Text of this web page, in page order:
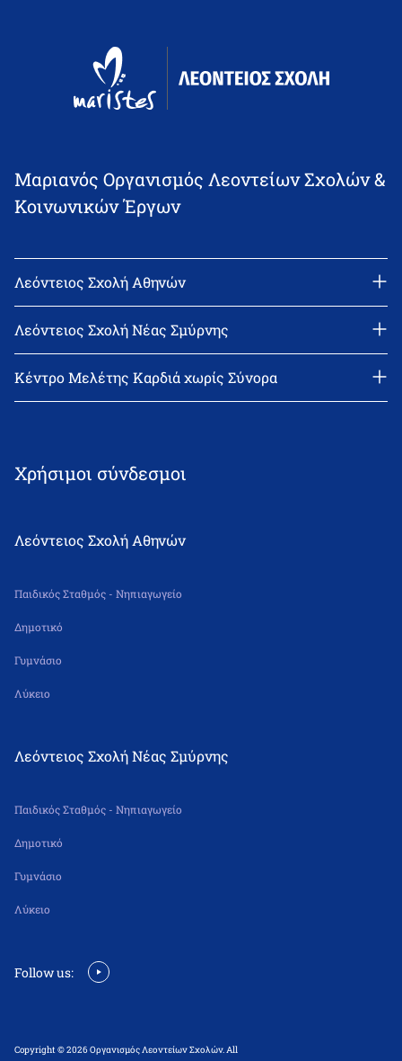
Μαριανός Οργανισμός Λεοντείων Σχολών &
Κοινωνικών Έργων
Λεόντειος Σχολή Αθηνών
email: l_leonin@leonteiosedu.gr
Λεόντειος Σχολή Νέας Σμύρνης
email: info@leonteiosns.gr
Κέντρο Μελέτης Καρδιά χωρίς Σύνορα
Χρήσιμοι σύνδεσμοι
Λεόντειος Σχολή Αθηνών
Παιδικός Σταθμός - Νηπιαγωγείο
Δημοτικό
Γυμνάσιο
Λύκειο
Λεόντειος Σχολή Νέας Σμύρνης
Παιδικός Σταθμός - Νηπιαγωγείο
Δημοτικό
Γυμνάσιο
Λύκειο
Follow us:
Copyright © 2026 Οργανισμός Λεοντείων Σχολών. All